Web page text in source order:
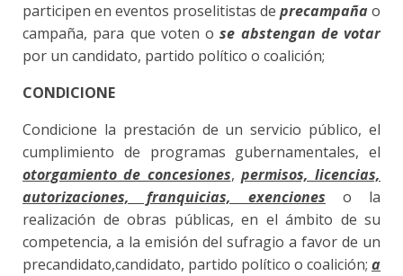
participen en eventos proselitistas de precampañao
campaña, para que voten ose abstengan de votar
por un candidato, partido político o coalición;
CONDICIONE
Condicione la prestación de un servicio público, el
cumplimiento de programas gubernamentales, el
otorgamiento de concesiones, permisos, licencias,
autorizaciones, franquicias, exenciones o la
realización de obras públicas, en el ámbito de su
competencia, a la emisión del sufragio a favor de un
precandidato,candidato, partido político o coalición; a